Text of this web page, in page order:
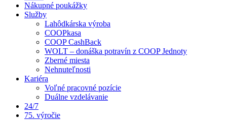
Nákupné poukážky
Služby
Lahôdkárska výroba
COOPkasa
COOP CashBack
WOLT – donáška potravín z COOP Jednoty
Zberné miesta
Nehnuteľnosti
Kariéra
Voľné pracovné pozície
Duálne vzdelávanie
24/7
75. výročie